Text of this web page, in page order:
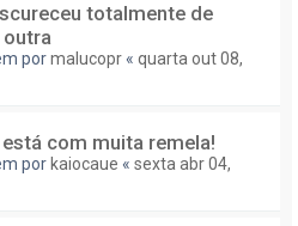
totalmente de
outra
pormalucopr « quarta out 08,
com muita remela!
por kaiocaue « sexta abr 04,